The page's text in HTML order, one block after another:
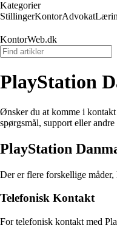
Kategorier
StillingerKontorAdvokat
KontorWeb.dk
PlayStation
Ønsker du at komme i
spørgsmål, support eller andre
PlayStation
Der er flere forskellige
Telefonisk Kontakt
For telefonisk kontakt med